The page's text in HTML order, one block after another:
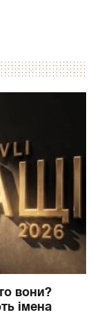
вони?
імена